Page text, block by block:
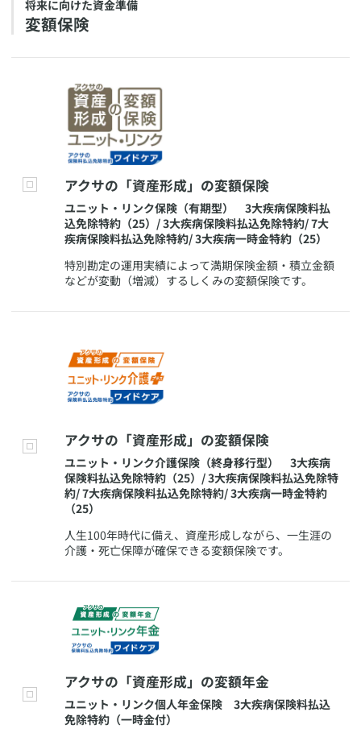
​将来に向けた資金準備
​変額保険
​アクサの「資産形成」の変額保険
​ユニット・リンク保険（有期型） 3大疾病保険料払
込免除特約（25）/ 3大疾病保険料払込免除特約/ 7大
疾病保険料払込免除特約/ 3大疾病一時金特約（25）
​特別勘定の運用実績によって満期保険金額・積立金額
などが変動（増減）するしくみの変額保険です。
​アクサの「資産形成」の変額保険
​ユニット・リンク介護保険（終身移行型） 3大疾病
保険料払込免除特約（25）/ 3大疾病保険料払込免除特
約/ 7大疾病保険料払込免除特約/ 3大疾病一時金特約
（25）
​人生100年時代に備え、資産形成しながら、一生涯の
介護・死亡保障が確保できる変額保険です。
​アクサの「資産形成」の変額年金
​ユニット・リンク個人年金保険 3大疾病保険料払込
免除特約（一時金付）